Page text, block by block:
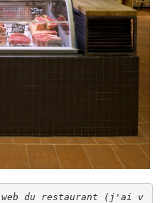
du restaurant (j'ai v